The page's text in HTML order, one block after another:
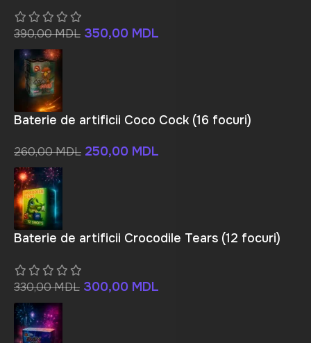
390,00MDL 350,00 MDL
Baterie de artificii Coco Cock (16 focuri)
260,00MDL 250,00 MDL
Baterie de artificii Crocodile Tears (12 focuri)
330,00MDL 300,00 MDL